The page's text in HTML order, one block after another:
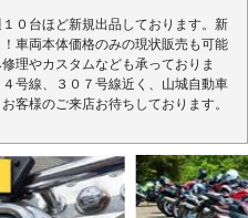
０台ほど新規出品しております。新
車両本体価格のみの現状販売も可能
理やカスタムなども承っておりま
号線、３０７号線近く、山城自動車
客様のご来店お待ちしております。